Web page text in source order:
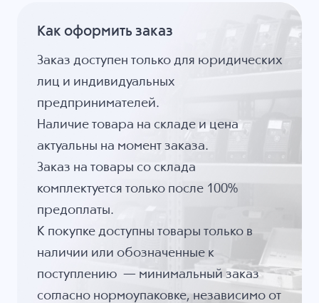
Как оформить заказ
Заказ доступен только для юридических
лиц и индивидуальных
предпринимателей.
Наличие товара на складе и цена
актуальны на момент заказа.
Заказ на товары со склада
комплектуется только после 100%
предоплаты.
К покупке доступны товары только в
наличии или обозначенные к
поступлению — минимальный заказ
согласно нормоупаковке, независимо от